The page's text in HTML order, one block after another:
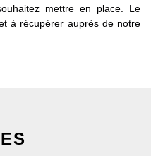
mettre en place. Le
à récupérer auprès de notre